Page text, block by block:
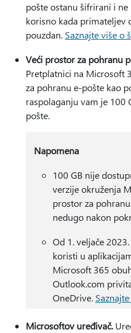
pošte ostanu šifrirani i
korisno kada primateljev
pouzdan. Saznajte više o
Veći prostor za pohranu
Pretplatnici na Microsoft
za pohranu e-pošte kao
raspolaganju vam je 100
pošte.
Napomena
100 GB nije
verzije okruženja
prostor za
nedugo nakon
Od 1. veljače
koristi u
Microsoft 365
Outlook.com
OneDrive.
Microsoftov uređivač.